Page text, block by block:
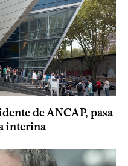
de ANCAP, pasa
interina